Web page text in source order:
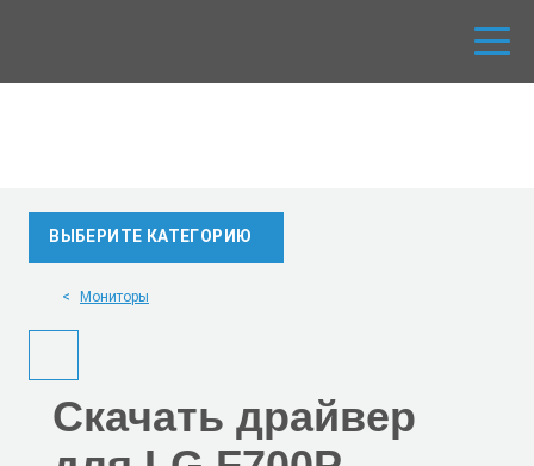
ВЫБЕРИТЕ КАТЕГОРИЮ
Мониторы
Скачать драйвер